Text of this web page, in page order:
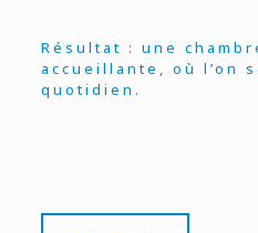
Résultat : une
accueillante, où l’on
quotidien.